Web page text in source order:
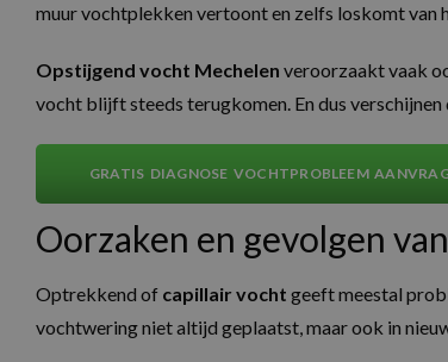
muur vochtplekken vertoont en zelfs loskomt van
Opstijgend vocht Mechelen veroorzaakt vaak
vocht blijft steeds terugkomen. En dus
GRATIS DIAGNOSE VOCHTPROBLEEM
Oorzaken en gevolgen
Optrekkend of capillair vocht geeft meestal
vochtwering niet altijd geplaatst, maar ook in